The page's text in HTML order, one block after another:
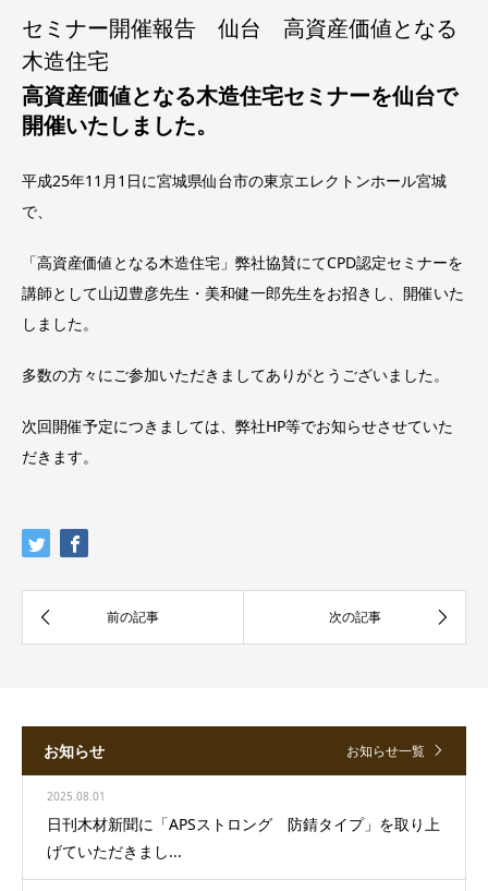
セミナー開催報告 仙台 高資産価値となる
木造住宅
高資産価値となる木造住宅セミナーを仙台で
開催いたしました。
平成25年11月1日に宮城県仙台市の東京エレクトンホール宮城
で、
「高資産価値となる木造住宅」弊社協賛にてCPD認定セミナーを
講師として山辺豊彦先生・美和健一郎先生をお招きし、開催いた
しました。
多数の方々にご参加いただきましてありがとうございました。
次回開催予定につきましては、弊社HP等でお知らせさせていた
だきます。
お知らせ お知らせ一覧
2025.08.01
日刊木材新聞に「APSストロング 防錆タイプ」を取り上
げていただきまし...